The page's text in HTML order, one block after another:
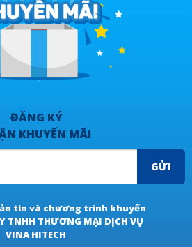
ĐĂNG KÝ
KHUYẾN MÃI
GỬI
tin và chương trình khuyến
TNHH THƯƠNG MẠI DỊCH VỤ
VINA HITECH